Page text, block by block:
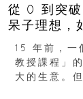
從 0 到突破
呆子理想，
15 年前，一
教授課程」
大的生意。